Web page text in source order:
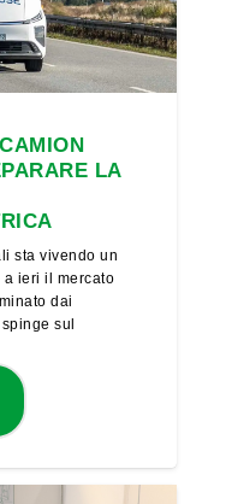
LA
sta vivendo un
a ieri il mercato
dai
sul